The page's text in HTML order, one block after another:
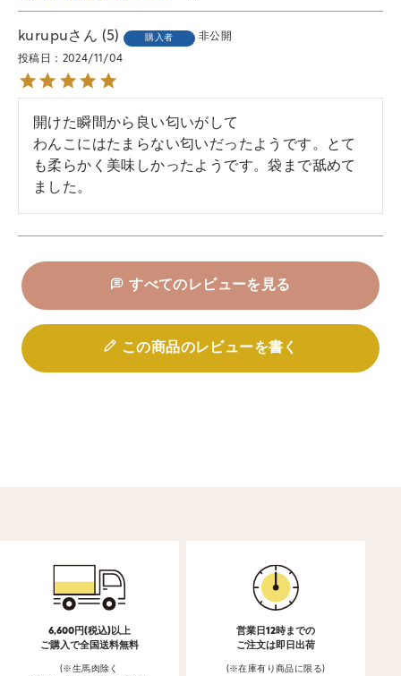
kurupu 5 購入者 非公開
投稿日 2024/11/04
開けた瞬間から良い匂いがして
わんこにはたまらない匂いだったようです。とて
も柔らかく美味しかったようです。袋まで舐めて
ました。
すべてのレビューを見る
この商品のレビューを書く
6,600円(税込)以上
ご購入で全国送料無料
(※生馬肉除く
営業日12時までの
ご注文は即日出荷
(※在庫有り商品に限る)